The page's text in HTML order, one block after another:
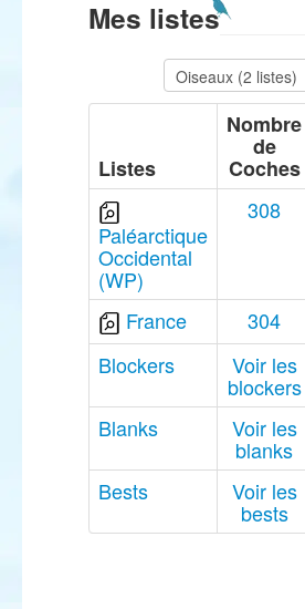
Mes listes
Listes
Nombre
de
Coches
Paléarctique
Occidental
(WP)
308
France 304
Blockers
Voir les
blockers
Blanks Voir les
blanks
Bests
Voir les
bests